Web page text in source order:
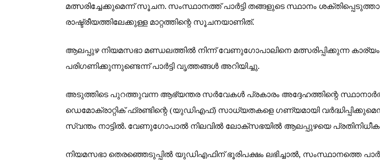
മത്സരിച്ചേക്കുമെന്ന് സൂചന. സംസ്ഥാനത്ത് പാർട്ടി തങ്ങളുടെ സ്ഥാനം
രാഷ്ട്രീയത്തിലേക്കുള്ള മാറ്റത്തിന്റെ സൂചനയാണിത്.
ആലപ്പുഴ നിയമസഭാ മണ്ഡലത്തിൽ നിന്ന് വേണുഗോപാലിനെ മത്സരിപ്പിക്കുന്ന
പരിഗണിക്കുന്നുണ്ടെന്ന് പാർട്ടി വൃത്തങ്ങൾ അറിയിച്ചു.
അടുത്തിടെ പുറത്തുവന്ന ആഭ്യന്തര സർവേകൾ പ്രകാരം അദ്ദേഹത്തിന്റെ
ഡെമോക്രാറ്റിക് ഫ്രണ്ടിന്റെ (യുഡിഎഫ്) സാധ്യതകളെ ഗണ്യമായി വർദ്ധിപ്പിക്കുമെന്ന്
സ്വന്തം നാട്ടിൽ. വേണുഗോപാൽ നിലവിൽ ലോക്സഭയിൽ ആലപ്പുഴയെ
നിയമസഭാ തെരഞ്ഞെടുപ്പിൽ യുഡിഎഫിന് ഭൂരിപക്ഷം ലഭിച്ചാൽ, സംസ്ഥാനത്തെ